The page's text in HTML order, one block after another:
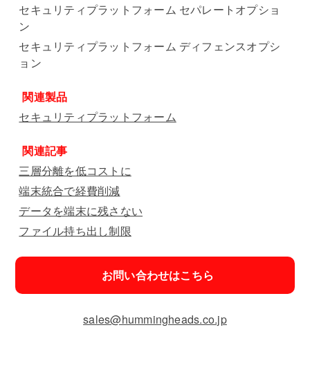
セキュリティプラットフォーム セパレートオプショ
ン
セキュリティプラットフォーム ディフェンスオプシ
ョン
関連製品
セキュリティプラットフォーム
関連記事
三層分離を低コストに
端末統合で経費削減
データを端末に残さない
ファイル持ち出し制限
お問い合わせはこちら
sales@hummingheads.co.jp